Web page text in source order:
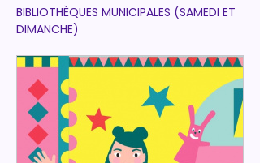
BIBLIOTHÈQUES MUNICIPALES (SAMEDI ET
DIMANCHE)